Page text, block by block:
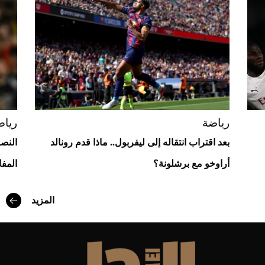
Aston Martin Valiant: على هوى الأبطال
رياضة
بعد اقتراب انتقاله إلى ليفربول.. ماذا قدم رونالد
أراوخو مع برشلونة؟
المزيد